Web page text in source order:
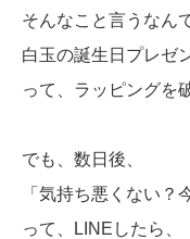
そんなこと言うなん
白玉の誕生日プレゼ
って、ラッピングを
でも、数日後、
「気持ち悪くない？
って、LINEしたら、